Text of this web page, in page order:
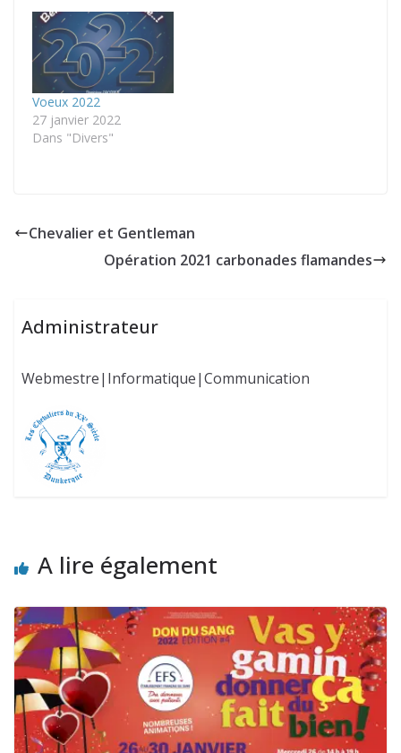
Voeux 2022
27 janvier 2022
Dans "Divers"
Chevalier et Gentleman
Opération 2021 carbonades flamandes
Administrateur
Webmestre|Informatique|Communication
A lire également